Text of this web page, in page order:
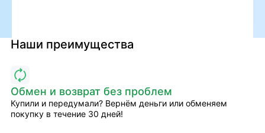
Наши преимущества
Обмен и возврат без проблем
Купили и передумали? Вернём деньги или обменяем
покупку в течение 30 дней!